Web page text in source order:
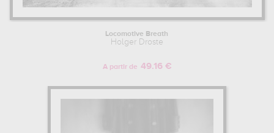
Locomotive Breath
Holger Droste
A partir de 49.16 €